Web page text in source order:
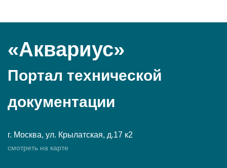
«Аквариус»
Портал технической
документации
г. Москва, ул. Крылатская, д.17 к2
смотреть на карте